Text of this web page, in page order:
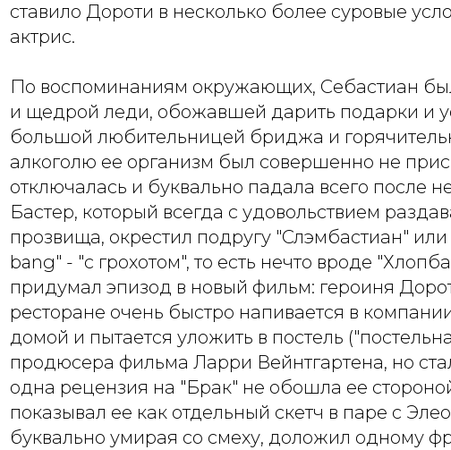
ставило Дороти в несколько более суровые
актрис.
По воспоминаниям окружающих, Себастиан
и щедрой леди, обожавшей дарить подарки и
большой любительницей бриджа и
алкоголю ее организм был совершенно не
отключалась и буквально падала всего после
Бастер, который всегда с удовольствием
прозвища, окрестил подругу "Слэмбастиан" или
bang" - "с грохотом", то есть нечто вроде
придумал эпизод в новый фильм: героиня
ресторане очень быстро напивается в
домой и пытается уложить в постель
продюсера фильма Ларри Вейнтгартена, но
одна рецензия на "Брак" не обошла ее
показывал ее как отдельный скетч в паре с
буквально умирая со смеху, доложил одному